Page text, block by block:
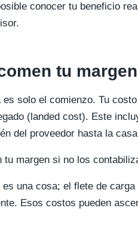
conocer tu beneficio
tu margen
solo el comienzo. Tu
(landed cost). Este
del proveedor hasta la
margen si no los
una cosa; el flete de
Esos costos pueden